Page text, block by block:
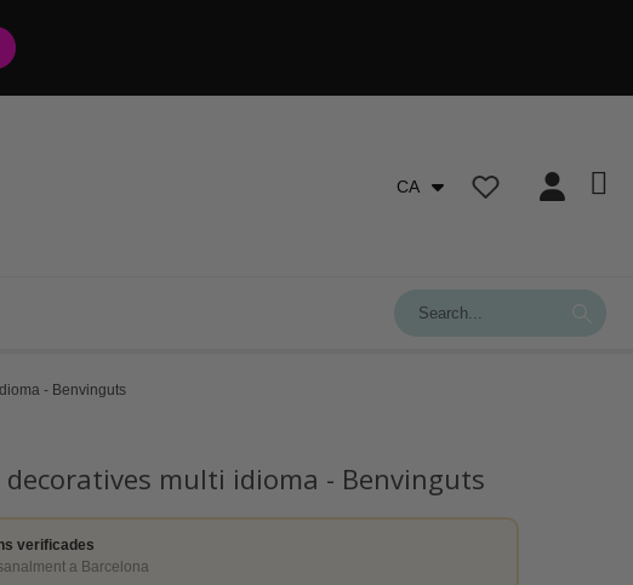
CA
- Benvinguts
decoratives multi idioma - Benvinguts
verificades
a Barcelona